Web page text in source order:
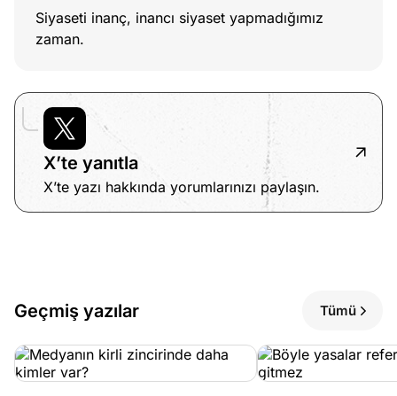
Siyaseti inanç, inancı siyaset yapmadığımız
zaman.
X’te yanıtla
X’te yazı hakkında yorumlarınızı paylaşın.
Geçmiş yazılar Tümü